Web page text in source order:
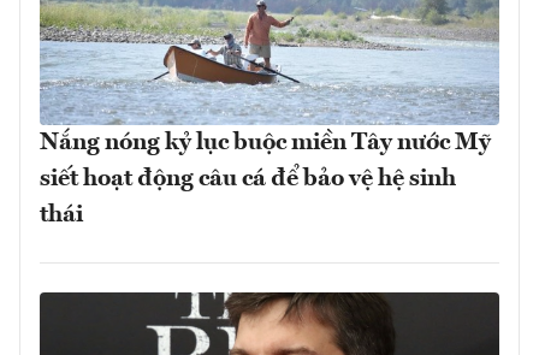
Nắng nóng kỷ lục buộc miền Tây nước Mỹ
siết hoạt động câu cá để bảo vệ hệ sinh
thái